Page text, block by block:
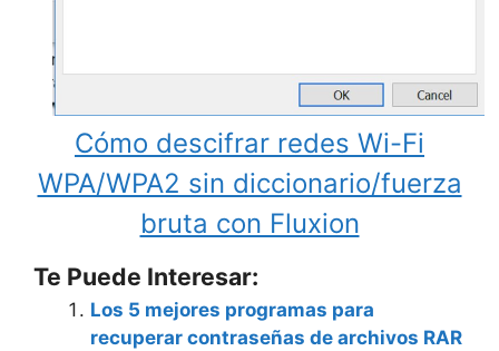
Cómo descifrar redes Wi-Fi
WPA/WPA2 sin diccionario/fuerza
bruta con Fluxion
Te Puede Interesar:
Los 5 mejores programas para
recuperar contraseñas de archivos RAR